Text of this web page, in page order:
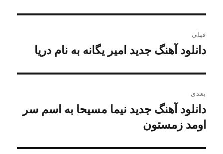
نوشته
قبلی
نوشته
دانلود آهنگ جدید امیر یگانه به نام دریا
بعدی
نوشته
بعدی:
دانلود آهنگ جدید نیما مسیحا به اسم سر
اومد زمستون